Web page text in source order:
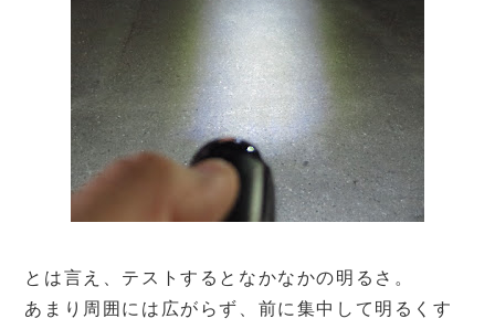
とは言え、テストするとなかなかの明るさ。
あまり周囲には広がらず、前に集中して明るくす